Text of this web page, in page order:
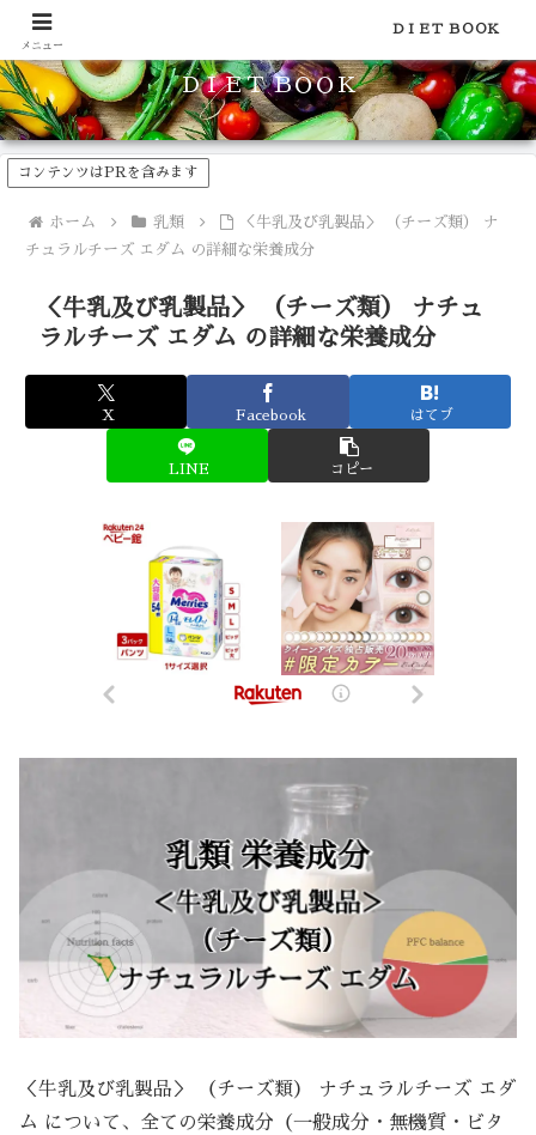
食品のカロリーや糖質などの栄養素がわかる！健康やダイエットに
ＤＩＥＴ ＢＯＯＫ
コンテンツはPRを含みます
ホーム 乳類
＜牛乳及び乳製品＞ （チーズ類） ナ
チュラルチーズ エダム の詳細な栄養成分
＜牛乳及び乳製品＞ （チーズ類） ナチュ
ラルチーズ エダム の詳細な栄養成分
X Facebook はてブ
LINE コピー
＜牛乳及び乳製品＞ （チーズ類） ナチュラルチーズ エダ
ム について、全ての栄養成分（一般成分・無機質・ビタ
メニュー
ＤＩＥＴ ＢＯＯＫ